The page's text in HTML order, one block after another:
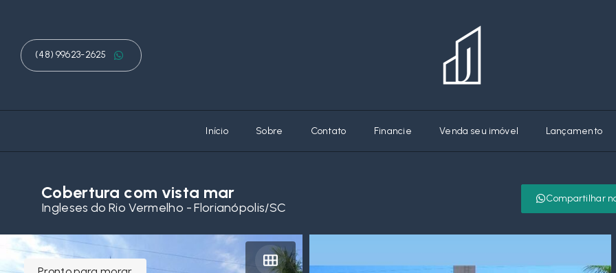
(48) 99623-2625
Início Sobre Contato Financie Venda seu imóvel Lançamento
Cobertura com vista mar
Ingleses do Rio Vermelho - Florianópolis/SC
Compartilhar